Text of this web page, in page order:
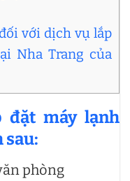
với dịch vụ lắp
Nha Trang của
đặt máy lạnh
sau:
phòng